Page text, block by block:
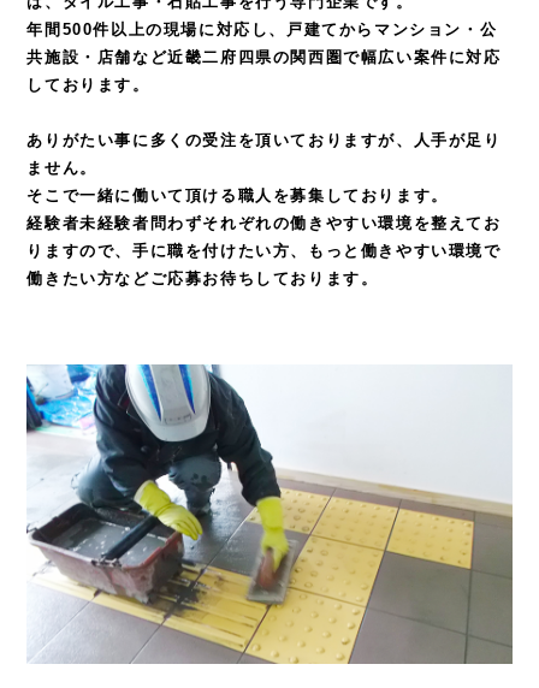
年間500件以上の現場に対応し、戸建てからマンション・公
共施設・店舗など近畿二府四県の関西圏で幅広い案件に対応
しております。
ありがたい事に多くの受注を頂いておりますが、人手が足り
ません。
そこで一緒に働いて頂ける職人を募集しております。
経験者未経験者問わずそれぞれの働きやすい環境を整えてお
りますので、手に職を付けたい方、もっと働きやすい環境で
働きたい方などご応募お待ちしております。